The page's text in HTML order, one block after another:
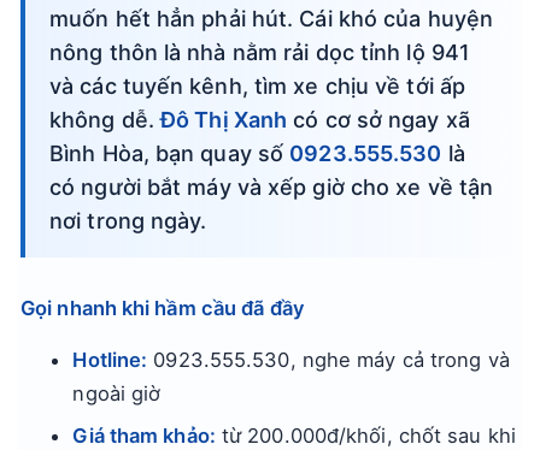
muốn hết hẳn phải hút. Cái khó của huyện
nông thôn là nhà nằm rải dọc tỉnh lộ 941
và các tuyến kênh, tìm xe chịu về tới ấp
không dễ.Đô Thị Xanh có cơ sở ngay xã
Bình Hòa, bạn quay số 0923.555.530 là
có người bắt máy và xếp giờ cho xe về tận
nơi trong ngày.
Gọi nhanh khi hầm cầu đã đầy
Hotline: 0923.555.530, nghe máy cả trong và
ngoài giờ
Giá tham khảo: từ 200.000đ/khối, chốt sau khi